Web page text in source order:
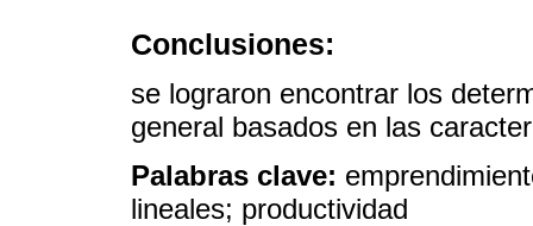
Conclusiones:
se lograron encontrar los
general basados en las
Palabras clave:
lineales; productividad